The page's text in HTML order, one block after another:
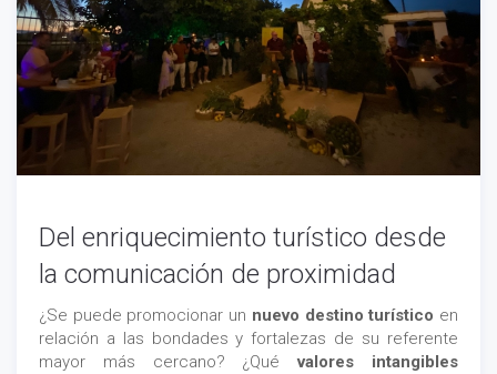
Del enriquecimiento turístico desde
la comunicación de proximidad
¿Se puede promocionar un nuevo destino turístico en
relación a las bondades y fortalezas de su referente
mayor más cercano? ¿Quévalores intangibles